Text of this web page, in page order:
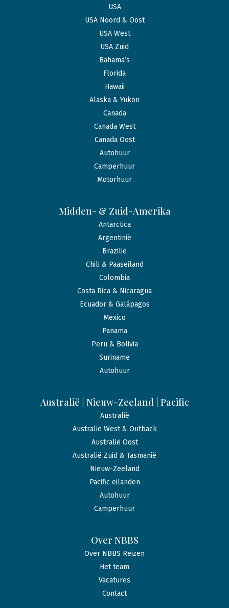
USA
USA Noord & Oost
USA West
USA Zuid
Bahama’s
Florida
Hawaii
Alaska & Yukon
Canada
Canada West
Canada Oost
Autohuur
Camperhuur
Motorhuur
Midden- & Zuid-Amerika
Antarctica
Argentinië
Brazilië
Chili & Paaseiland
Colombia
Costa Rica & Nicaragua
Ecuador & Galápagos
Mexico
Panama
Peru & Bolivia
Suriname
Autohuur
Australië | Nieuw-Zeeland | Pacific
Australië
Australië West & Outback
Australië Oost
Australië Zuid & Tasmanië
Nieuw-Zeeland
Pacific eilanden
Autohuur
Camperhuur
Over NBBS
Over NBBS Reizen
Het team
Vacatures
Contact